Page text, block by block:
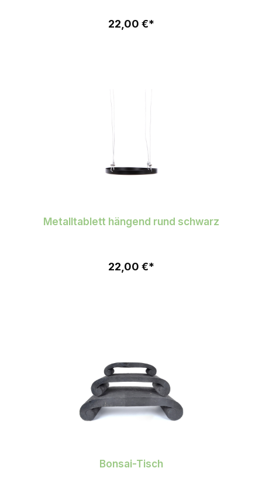
22,00 €*
Metalltablett hängend rund schwarz
22,00 €*
Bonsai-Tisch